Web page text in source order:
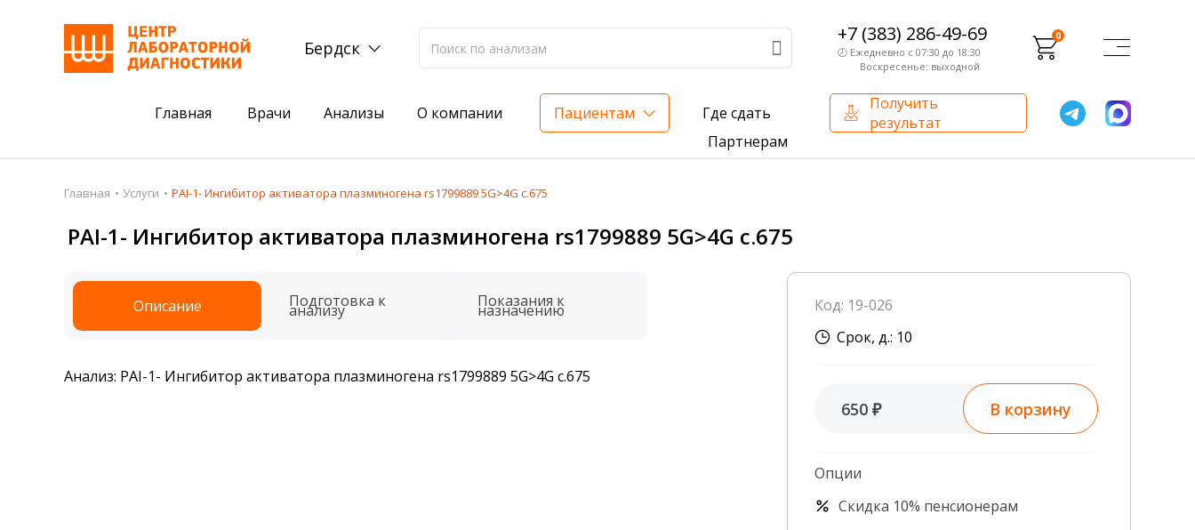
Бердск
+7 (383) 286-49-69
🕗 Ежедневно с 07:30 до 18:30
Воскресенье: выходной
0
Главная Врачи Анализы О компании Пациентам
Где сдать
Партнерам
Получить
результат
Пациентам
Акции
Подготовка к анализам
Получить результаты
Акции
Комплексный анализ на жирорастворимые витамины — всего 3 999 ₽
Сдать клеща на анализ для проверки на наличие инфекций
Внутренний аудит
Сотрудники лаборатории
Главная Услуги PAI-1- Ингибитор активатора плазминогена rs1799889 5G>4G c.675
PAI-1- Ингибитор активатора плазминогена rs1799889 5G>4G c.675
Описание Подготовка к
анализу Показания к
назначению
Анализ: PAI-1- Ингибитор активатора плазминогена rs1799889 5G>4G c.675
Код: 19-026
Срок, д.: 10
650 ₽ В корзину
Опции
Скидка 10% пенсионерам